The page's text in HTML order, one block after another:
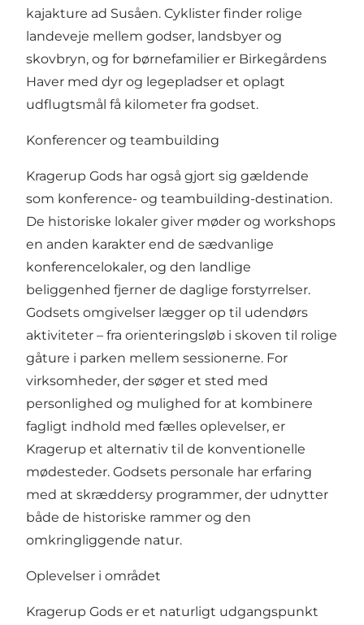
kajakture ad Susåen. Cyklister finder rolige
landeveje mellem godser, landsbyer og
skovbryn, og for børnefamilier er Birkegårdens
Haver med dyr og legepladser et oplagt
udflugtsmål få kilometer fra godset.
Konferencer og teambuilding
Kragerup Gods har også gjort sig gældende
som konference- og teambuilding-destination.
De historiske lokaler giver møder og workshops
en anden karakter end de sædvanlige
konferencelokaler, og den landlige
beliggenhed fjerner de daglige forstyrrelser.
Godsets omgivelser lægger op til udendørs
aktiviteter – fra orienteringsløb i skoven til rolige
gåture i parken mellem sessionerne. For
virksomheder, der søger et sted med
personlighed og mulighed for at kombinere
fagligt indhold med fælles oplevelser, er
Kragerup et alternativ til de konventionelle
mødesteder. Godsets personale har erfaring
med at skræddersy programmer, der udnytter
både de historiske rammer og den
omkringliggende natur.
Oplevelser i området
Kragerup Gods er et naturligt udgangspunkt